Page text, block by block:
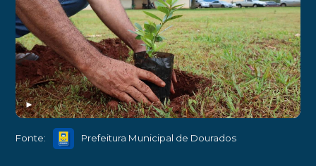
►
Fonte: Prefeitura Municipal de Dourados